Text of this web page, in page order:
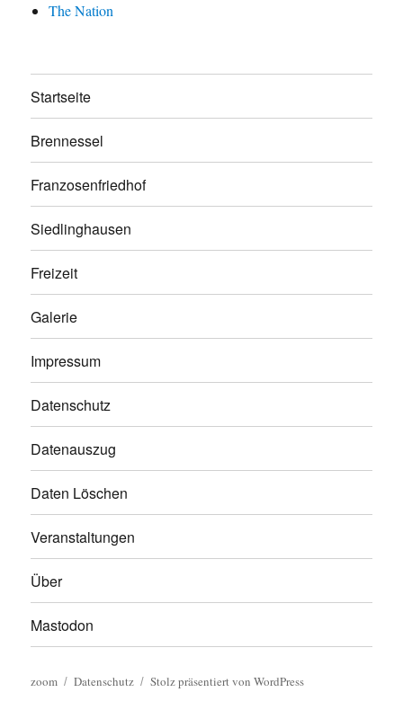
The Nation
Startseite
Brennessel
Franzosenfriedhof
Siedlinghausen
Freizeit
Galerie
Impressum
Datenschutz
Datenauszug
Daten Löschen
Veranstaltungen
Über
Mastodon
zoom Datenschutz Stolz präsentiert von WordPress